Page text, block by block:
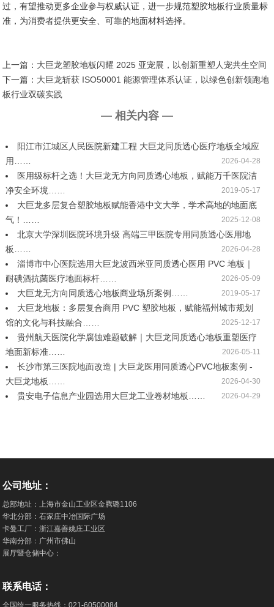
过，有望推动更多企业参与权威认证，进一步规范塑胶地板行业质量标
准，为消费者提供更安全、可靠的地面材料选择。
上一篇： 大巨龙塑胶地板闪耀 2025 亚宠展，以创新重塑人宠共生空间
下一篇： 大巨龙斩获 ISO50001 能源管理体系认证，以绿色创新领跑地
板行业双碳实践
— 相关内容 —
阳江市江城区人民医院新建工程 大巨龙同质透心医疗地板全域应
用……
2026-04-28
医用级标杆之选！大巨龙无方向同质透心地板，赋能万千医院洁
净安全环境……
2019-05-17
大巨龙多层复合塑胶地板赋能香港中文大学，学术高地的地面底
气！……
2025-12-08
北京大学深圳医院环境升级 高端三甲医院专用同质透心医用地
板……
2026-04-28
淄博市中心医院选用大巨龙波西米亚同质透心医用 PVC 地板｜
耐碘酒抗菌医疗地面标杆……
2026-05-09
大巨龙无方向同质透心地板商业场所案例…… 2019-05-17
大巨龙地板：多层复合商用 PVC 塑胶地板，赋能福州城市规划
馆的文化与科技融合……
2025-12-17
贵州航天医院化学腐蚀难题破解｜大巨龙同质透心地板重塑医疗
地面新标准……
2026-05-11
长沙市第三医院地面改造 | 大巨龙医用同质透心PVC地板案例 -
大巨龙地板……
2026-04-30
贵安电子信息产业园选用大巨龙工业卷材地板…… 2026-04-29
公司地址：
总部地址：上海市金山工业区金腾璐1106
华北分部：石家庄中冶国际广场
卡曼工厂：浙江嘉善姚庄工业区
华南分部：广州市佛山
展厅暨仓储中心：
联系电话：
全国统一服务热线：021-60500084